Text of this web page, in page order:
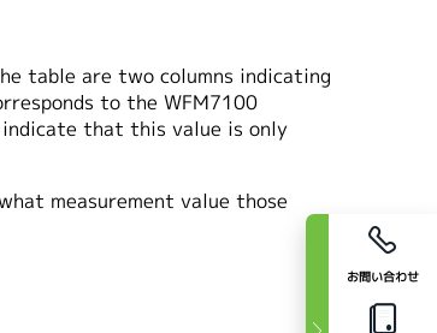
お問い合わせ
table are two columns indicating
to the WFM7100
indicate that this value is only
measurement value those